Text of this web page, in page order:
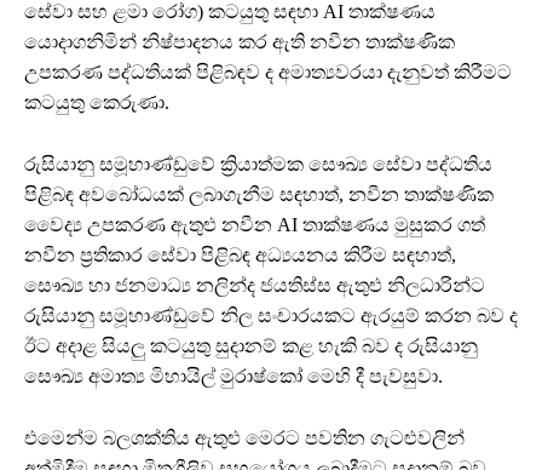
සේවා සහ ළමා රෝග) කටයුතු සඳහා AI තාක්ෂණය
යොදාගනිමින් නිෂ්පාදනය කර ඇති නවීන තාක්ෂණික
උපකරණ පද්ධතියක් පිළිබඳව ද අමාත්‍යවරයා දැනුවත් කිරීමට
කටයුතු කෙරුණා.
රුසියානු සමූහාණ්ඩුවේ ක්‍රියාත්මක සෞඛ්‍ය සේවා පද්ධතිය
පිළිබඳ අවබෝධයක් ලබාගැනීම සඳහාත්, නවීන තාක්ෂණික
වෛද්‍ය උපකරණ ඇතුළු නවීන AI තාක්ෂණය මුසුකර ගත්
නවීන ප්‍රතිකාර සේවා පිළිබඳ අධ්‍යයනය කිරීම සඳහාත්,
සෞඛ්‍ය හා ජනමාධ්‍ය නලින්ද ජයතිස්ස ඇතුළු නිලධාරින්ට
රුසියානු සමූහාණ්ඩුවේ නිල සංචාරයකට ඇරයුම් කරන බව ද
ඊට අදාළ සියලු කටයුතු සුදානම් කළ හැකි බව ද රුසියානු
සෞඛ්‍ය අමාත්‍ය මිහායිල් මුරාෂ්කෝ මෙහි දී පැවසුවා.
එමෙන්ම බලශක්තිය ඇතුළු මෙරට පවතින ගැටළුවලින්